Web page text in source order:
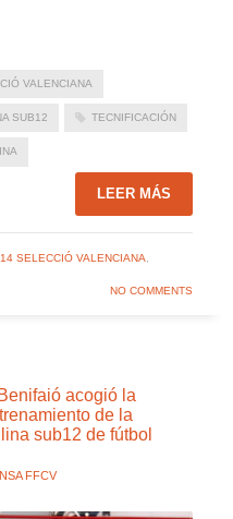
VALENCIANA
SUB12 TECNIFICACIÓN
LEER MÁS
SELECCIÓ VALENCIANA
NO COMMENTS
acogió la
de la
sub12 de fútbol
FFCV